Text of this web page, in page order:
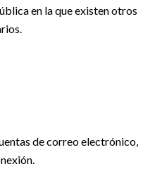
en la que existen otros
de correo electrónico,